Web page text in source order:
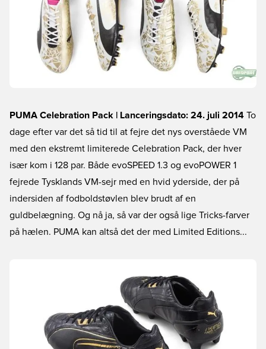
PUMA Celebration Pack | Lanceringsdato: 24. juli 2014 To
dage efter var det så tid til at fejre det nys overståede VM
med den ekstremt limiterede Celebration Pack, der hver
især kom i 128 par. Både evoSPEED 1.3 og evoPOWER 1
fejrede Tysklands VM-sejr med en hvid yderside, der på
indersiden af fodboldstøvlen blev brudt af en
guldbelægning. Og nå ja, så var der også lige Tricks-farver
på hælen. PUMA kan altså det der med Limited Editions...